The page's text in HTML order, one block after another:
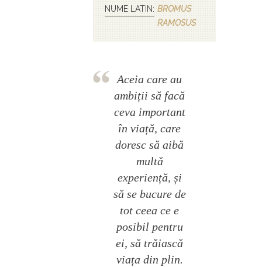
NUME LATIN: BROMUS
RAMOSUS
Aceia care au
ambiții să facă
ceva important
în viață, care
doresc să aibă
multă
experiență, și
să se bucure de
tot ceea ce e
posibil pentru
ei, să trăiască
viața din plin.